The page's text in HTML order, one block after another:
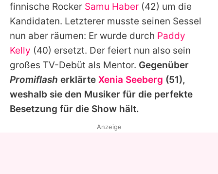
finnische Rocker Samu Haber (42) um die
Kandidaten. Letzterer musste seinen Sessel
nun aber räumen: Er wurde durch Paddy
Kelly (40) ersetzt. Der feiert nun also sein
großes TV-Debüt als Mentor. Gegenüber
Promiflash erklärte Xenia Seeberg (51),
weshalb sie den Musiker für die perfekte
Besetzung für die Show hält.
Anzeige